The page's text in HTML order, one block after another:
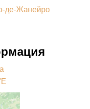
де-Жанейро